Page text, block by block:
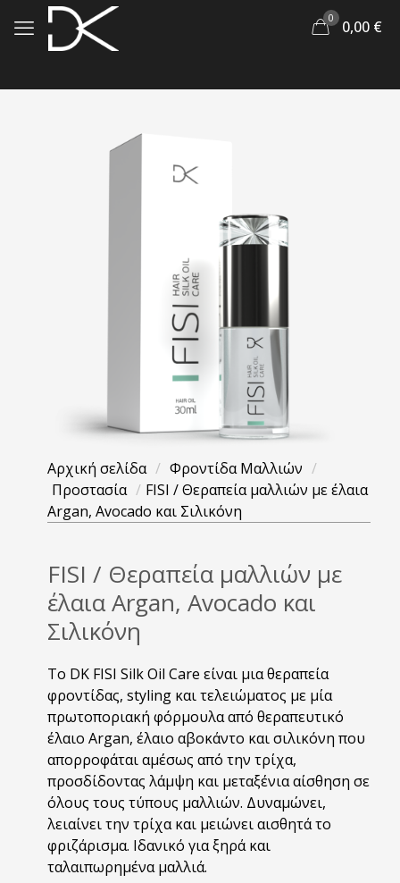
0 0,00 €
Αρχική σελίδα / Φροντίδα Μαλλιών /
Προστασία / FISI / Θεραπεία μαλλιών με έλαια
Argan, Avocado και Σιλικόνη
FISI / Θεραπεία μαλλιών με
έλαια Argan, Avocado και
Σιλικόνη
Το DK FISI Silk Oil Care είναι μια θεραπεία
φροντίδας, styling και τελειώματος με μία
πρωτοποριακή φόρμουλα από θεραπευτικό
έλαιο Argan, έλαιο αβοκάντο και σιλικόνη που
απορροφάται αμέσως από την τρίχα,
προσδίδοντας λάμψη και μεταξένια αίσθηση σε
όλους τους τύπους μαλλιών. Δυναμώνει,
λειαίνει την τρίχα και μειώνει αισθητά το
φριζάρισμα. Ιδανικό για ξηρά και
ταλαιπωρημένα μαλλιά.